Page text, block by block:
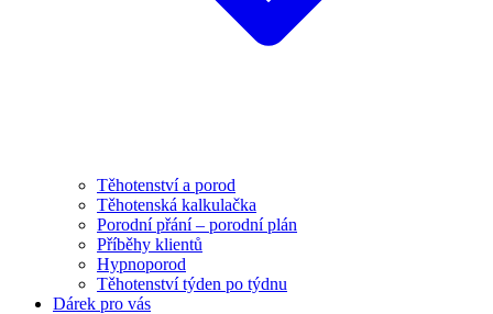
Těhotenství a porod
Těhotenská kalkulačka
Porodní přání – porodní plán
Příběhy klientů
Hypnoporod
Těhotenství týden po týdnu
Dárek pro vás